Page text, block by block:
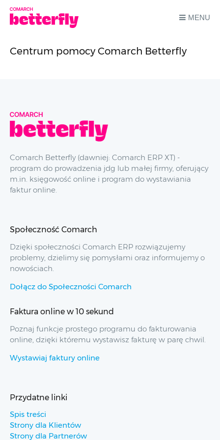
MENU
Centrum pomocy Comarch Betterfly
Comarch Betterfly (dawniej: Comarch ERP XT) -
program do prowadzenia jdg lub małej firmy, oferujący
m.in. księgowość online i program do wystawiania
faktur online.
Społeczność Comarch
Dzięki społeczności Comarch ERP rozwiązujemy
problemy, dzielimy się pomysłami oraz informujemy o
nowościach.
Dołącz do Społeczności Comarch
Faktura online w 10 sekund
Poznaj funkcje prostego programu do fakturowania
online, dzięki któremu wystawisz fakturę w parę chwil.
Wystawiaj faktury online
Przydatne linki
Spis treści
Strony dla Klientów
Strony dla Partnerów